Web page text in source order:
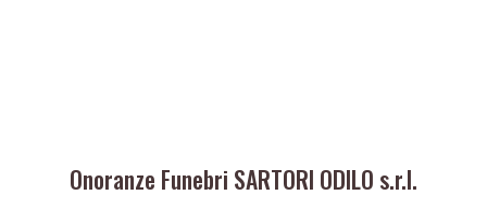
Onoranze Funebri SARTORI ODILO s.r.l.